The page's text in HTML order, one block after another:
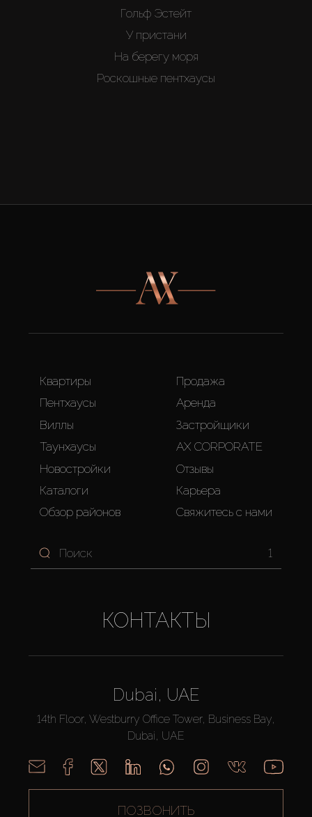
Гольф Эстейт
У пристани
На берегу моря
Роскошные пентхаусы
Квартиры
Пентхаусы
Виллы
Таунхаусы
Новостройки
Каталоги
Обзор районов
Продажа
Аренда
Застройщики
AX CORPORATE
Отзывы
Карьера
Свяжитесь с нами
1
КОНТАКТЫ
Dubai, UAE
14th Floor, Westburry Office Tower, Business Bay,
Dubai, UAE
ПОЗВОНИТЬ